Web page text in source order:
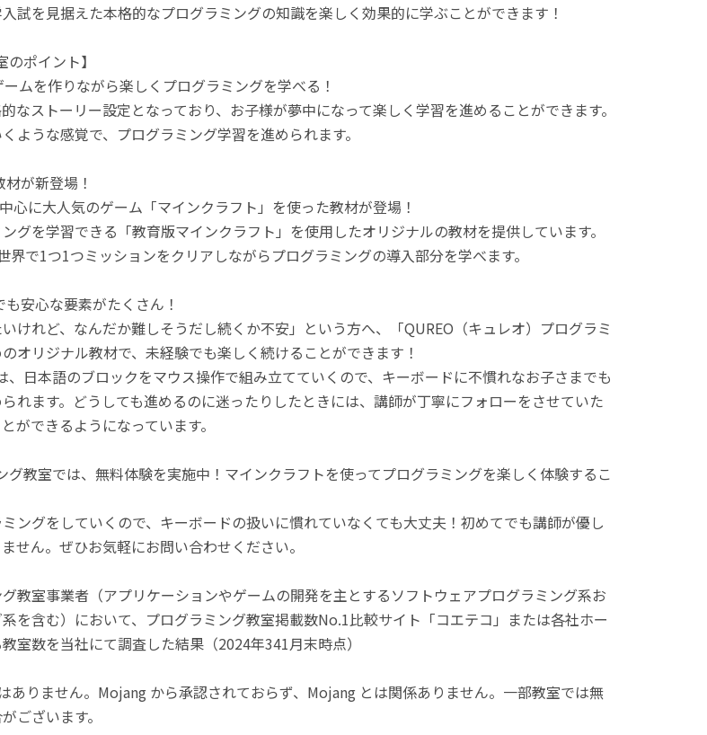
試を見据えた本格的なプログラミングの知識を楽しく効果的に学ぶことができます！
のポイント】
ムを作りながら楽しくプログラミングを学べる！
なストーリー設定となっており、お子様が夢中になって楽しく学習を進めることができます。
ような感覚で、プログラミング学習を進められます。
が新登場！
心に大人気のゲーム「マインクラフト」を使った教材が登場！
グを学習できる「教育版マインクラフト」を使用したオリジナルの教材を提供しています。
界で1つ1つミッションをクリアしながらプログラミングの導入部分を学べます。
安心な要素がたくさん！
けれど、なんだか難しそうだし続くか不安」という方へ、「QUREO（キュレオ）プログラミ
オリジナル教材で、未経験でも楽しく続けることができます！
、日本語のブロックをマウス操作で組み立てていくので、キーボードに不慣れなお子さまでも
れます。どうしても進めるのに迷ったりしたときには、講師が丁寧にフォローをさせていた
ができるようになっています。
グ教室では、無料体験を実施中！マインクラフトを使ってプログラミングを楽しく体験するこ
ングをしていくので、キーボードの扱いに慣れていなくても大丈夫！初めてでも講師が優し
せん。ぜひお気軽にお問い合わせください。
教室事業者（アプリケーションやゲームの開発を主とするソフトウェアプログラミング系お
を含む）において、プログラミング教室掲載数No.1比較サイト「コエテコ」または各社ホー
室数を当社にて調査した結果（2024年341月末時点）
ありません。Mojang から承認されておらず、Mojang とは関係ありません。一部教室では無
ございます。